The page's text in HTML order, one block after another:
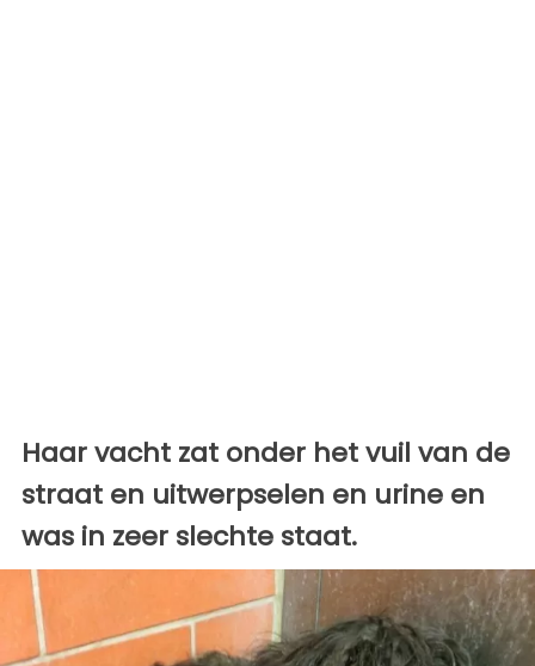
Haar vacht zat onder het vuil van de
straat en uitwerpselen en urine en
was in zeer slechte staat.